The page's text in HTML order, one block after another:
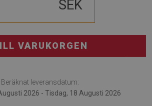
SEK
VARUKORGEN
Beräknat leveransdatum:
2026 - Tisdag, 18 Augusti 2026